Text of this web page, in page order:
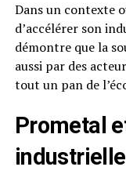
Dans un contexte
d’accélérer son
démontre que la
aussi par des
tout un pan de
Prometal